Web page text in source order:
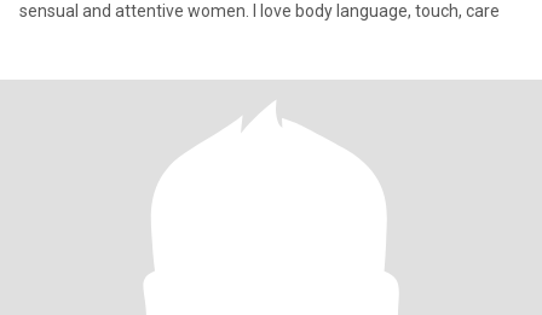
sensual and attentive women. I love body language, touch, care